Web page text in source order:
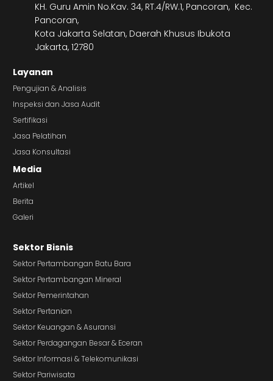
KH. Guru Amin No.Kav. 34, RT.4/RW.1, Pancoran, Kec.
Pancoran,
Kota Jakarta Selatan, Daerah Khusus Ibukota
Jakarta, 12780
Layanan
Pengujian & Analisis
Inspeksi dan Jasa Audit
Sertifikasi
Jasa Pelatihan
Jasa Konsultasi
Media
Artikel
Berita
Galeri
Sektor Bisnis
Sektor Pertambangan Batu Bara
Sektor Pertambangan Mineral
Sektor Pemerintahan
Sektor Pertanian
Sektor Keuangan & Asuransi
Sektor Perdagangan Besar & Eceran
Sektor Informasi & Telekomunikasi
Sektor Pariwisata